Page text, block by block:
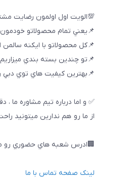
💯الويت اول اولمون رضايت
📌يعني تمام محصولاتو
📌كل محصولاتو با ايكنه
📌تو چندين بسته بندي
📌بهترين كيفيت هاي توي دبي
✅ و اما درباره تيم مشاوره ما
از ما رو هم ندارين ميتونيد
🏢ادرس شعبه هاي حضوري رو
لینک صفحه تماس با ما